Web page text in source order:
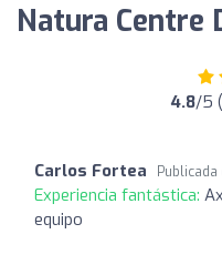
Natura Centre
4.8/5
Carlos Fortea Publicada
Experiencia fantástica:
equipo